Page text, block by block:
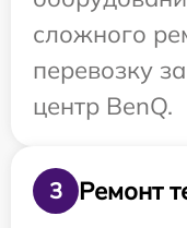
сложного
перевозку
центр BenQ.
3
Ремонт